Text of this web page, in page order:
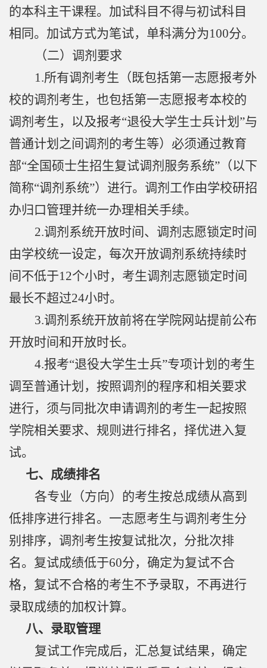
的本科主干课程。加试科目不得与初试科目
相同。加试方式为笔试，单科满分为100分。
（二）调剂要求
1.所有调剂考生（既包括第一志愿报考外
校的调剂考生，也包括第一志愿报考本校的
调剂考生，以及报考“退役大学生士兵计划”与
普通计划之间调剂的考生等）必须通过教育
部“全国硕士生招生复试调剂服务系统”（以下
简称“调剂系统”）进行。调剂工作由学校研招
办归口管理并统一办理相关手续。
2.调剂系统开放时间、调剂志愿锁定时间
由学校统一设定，每次开放调剂系统持续时
间不低于12个小时，考生调剂志愿锁定时间
最长不超过24小时。
3.调剂系统开放前将在学院网站提前公布
开放时间和开放时长。
4.报考“退役大学生士兵”专项计划的考生
调至普通计划，按照调剂的程序和相关要求
进行，须与同批次申请调剂的考生一起按照
学院相关要求、规则进行排名，择优进入复
试。
七、成绩排名
各专业（方向）的考生按总成绩从高到
低排序进行排名。一志愿考生与调剂考生分
别排序，调剂考生按复试批次，分批次排
名。复试成绩低于60分，确定为复试不合
格，复试不合格的考生不予录取，不再进行
录取成绩的加权计算。
八、录取管理
复试工作完成后，汇总复试结果，确定